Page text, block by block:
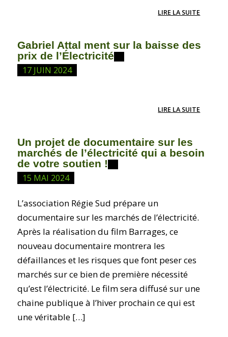
LIRE LA SUITE
Gabriel Attal ment sur la baisse des
prix de l’Électricité
17 JUIN 2024
LIRE LA SUITE
Un projet de documentaire sur les
marchés de l’électricité qui a besoin
de votre soutien !
15 MAI 2024
L’association Régie Sud prépare un
documentaire sur les marchés de l’électricité.
Après la réalisation du film Barrages, ce
nouveau documentaire montrera les
défaillances et les risques que font peser ces
marchés sur ce bien de première nécessité
qu’est l’électricité. Le film sera diffusé sur une
chaine publique à l’hiver prochain ce qui est
une véritable […]